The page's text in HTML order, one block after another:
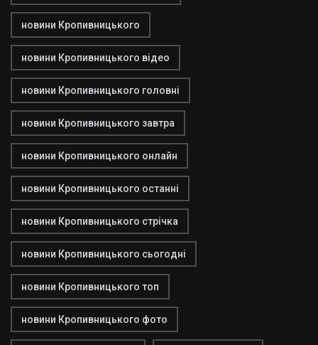
новини Кропивницького
новини Кропивницького відео
новини Кропивницького головні
новини Кропивницького завтра
новини Кропивницького онлайн
новини Кропивницького останні
новини Кропивницького стрічка
новини Кропивницького сьогодні
новини Кропивницького топ
новини Кропивницького фото